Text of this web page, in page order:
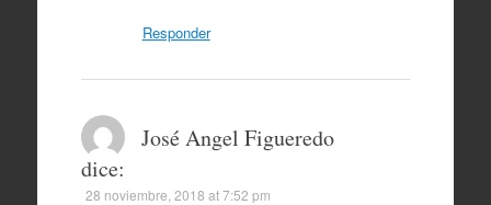
Responder
José Angel Figueredo
dice:
28 noviembre, 2018 at 7:52 pm